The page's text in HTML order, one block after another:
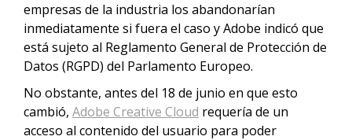
empresas de la industria los abandonarían
inmediatamente si fuera el caso y Adobe indicó que
está sujeto al Reglamento General de Protección de
Datos (RGPD) del Parlamento Europeo.
No obstante, antes del 18 de junio en que esto
cambió, Adobe Creative Cloud requería de un
acceso al contenido del usuario para poder